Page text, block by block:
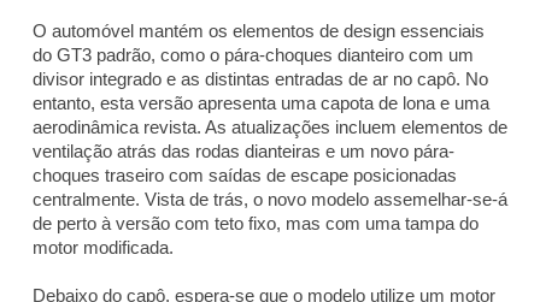
O automóvel mantém os elementos de design essenciais
do GT3 padrão, como o pára-choques dianteiro com um
divisor integrado e as distintas entradas de ar no capô. No
entanto, esta versão apresenta uma capota de lona e uma
aerodinâmica revista. As atualizações incluem elementos de
ventilação atrás das rodas dianteiras e um novo pára-
choques traseiro com saídas de escape posicionadas
centralmente. Vista de trás, o novo modelo assemelhar-se-á
de perto à versão com teto fixo, mas com uma tampa do
motor modificada.
Debaixo do capô, espera-se que o modelo utilize um motor